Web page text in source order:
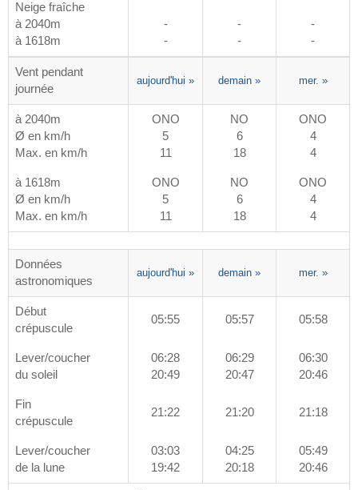
Neige fraîche
à 2040m
à 1618m
-
-
-
-
-
-
Vent pendant
journée
aujourd'hui » demain » mer. »
à 2040m
Ø en km/h
Max. en km/h
ONO
5
11
NO
6
18
ONO
4
4
à 1618m
Ø en km/h
Max. en km/h
ONO
5
11
NO
6
18
ONO
4
4
Données
astronomiques
aujourd'hui » demain » mer. »
Début
crépuscule
05:55 05:57 05:58
Lever/coucher
du soleil
06:28
20:49
06:29
20:47
06:30
20:46
Fin
crépuscule
21:22 21:20 21:18
Lever/coucher
de la lune
03:03
19:42
04:25
20:18
05:49
20:46